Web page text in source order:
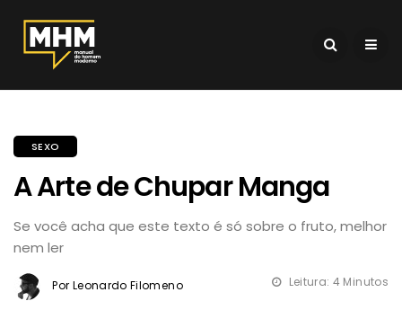
SEXO
A Arte de Chupar Manga
Se você acha que este texto é só sobre o fruto, melhor
nem ler
Por Leonardo Filomeno Leitura: 4 Minutos